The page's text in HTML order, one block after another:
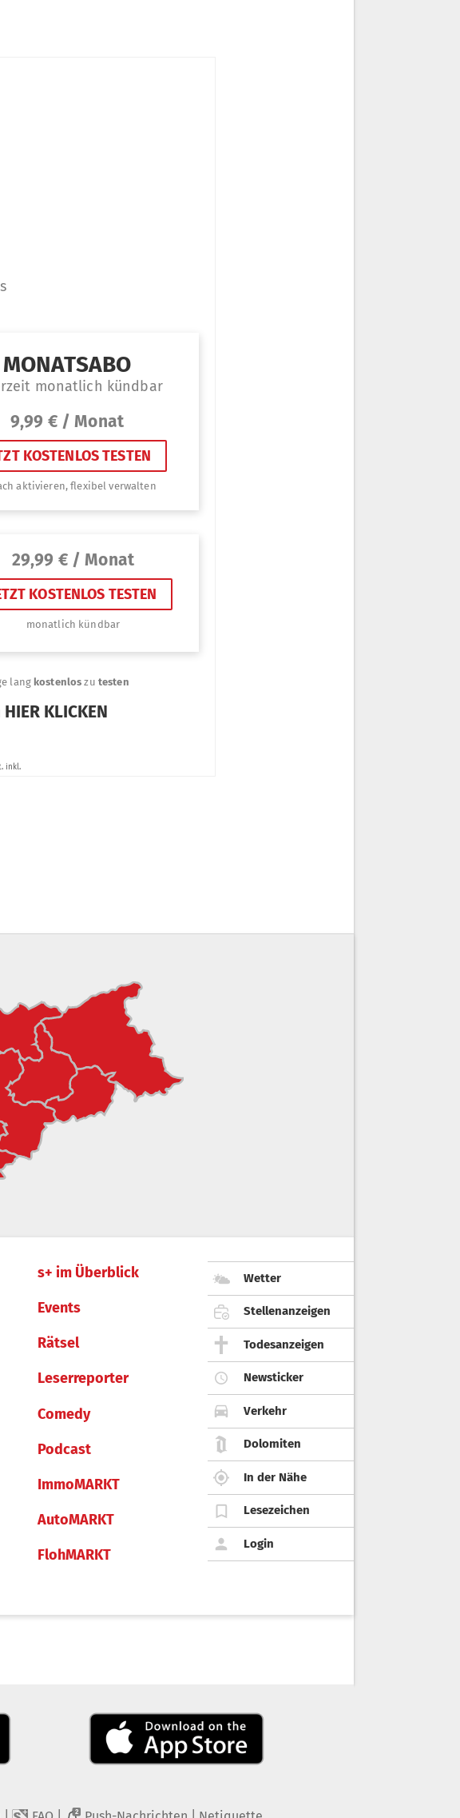
s+ im Überblick
Events
Rätsel
Leserreporter
Comedy
Podcast
ImmoMARKT
AutoMARKT
FlohMARKT
Wetter
Stellenanzeigen
Todesanzeigen
Newsticker
Verkehr
Dolomiten
In der Nähe
Lesezeichen
Login
2